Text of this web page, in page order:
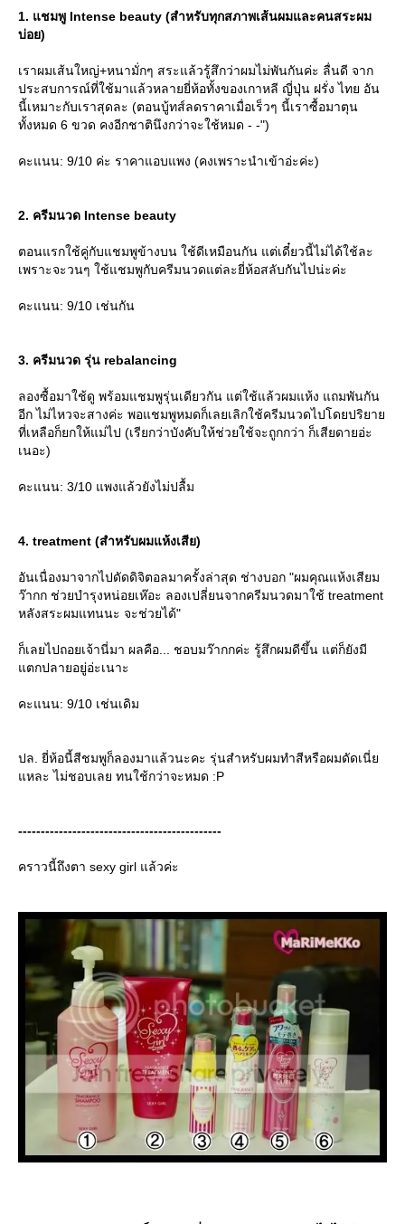
1. แชมพู Intense beauty (สำหรับทุกสภาพเส้นผมและคนสระผม
บ่อย)
เราผมเส้นใหญ่+หนามั่กๆ สระแล้วรู้สึกว่าผมไม่พันกันค่ะ ลื่นดี จาก
ประสบการณ์ที่ใช้มาแล้วหลายยี่ห้อทั้งของเกาหลี ญี่ปุ่น ฝรั่ง ไทย อัน
นี้เหมาะกับเราสุดละ (ตอนบู้ทส์ลดราคาเมื่อเร็วๆ นี้เราซื้อมาตุน
ทั้งหมด 6 ขวด คงอีกชาตินึงกว่าจะใช้หมด - -")
คะแนน: 9/10 ค่ะ ราคาแอบแพง (คงเพราะนำเข้าอ่ะค่ะ)
2. ครีมนวด Intense beauty
ตอนแรกใช้คู่กับแชมพูข้างบน ใช้ดีเหมือนกัน แต่เดี๋ยวนี้ไม่ได้ใช้ละ
เพราะจะวนๆ ใช้แชมพูกับครีมนวดแต่ละยี่ห้อสลับกันไปน่ะค่ะ
คะแนน: 9/10 เช่นกัน
3. ครีมนวด รุ่น rebalancing
ลองซื้อมาใช้ดู พร้อมแชมพูรุ่นเดียวกัน แต่ใช้แล้วผมแห้ง แถมพันกัน
อีก ไม่ไหวจะสางค่ะ พอแชมพูหมดก็เลยเลิกใช้ครีมนวดไปโดยปริยา
ที่เหลือก็ยกให้แม่ไป (เรียกว่าบังคับให้ช่วยใช้จะถูกกว่า ก็เสียดายอ่ะ
เนอะ)
คะแนน: 3/10 แพงแล้วยังไม่ปลื้ม
4. treatment (สำหรับผมแห้งเสีย)
อันเนื่องมาจากไปดัดดิจิตอลมาครั้งล่าสุด ช่างบอก "ผมคุณแห้งเสียม
ว๊ากก ช่วยบำรุงหน่อยเห๊อะ ลองเปลี่ยนจากครีมนวดมาใช้ treatment
หลังสระผมแทนนะ จะช่วยได้"
ก็เลยไปถอยเจ้านี่มา ผลคือ... ชอบมว๊ากกค่ะ รู้สึกผมดีขึ้น แต่ก็ยังมี
ตกปลายอยู่อ่ะเนาะ
คะแนน: 9/10 เช่นเดิม
ปล. ยี่ห้อนี้สีชมพูก็ลองมาแล้วนะคะ รุ่นสำหรับผมทำสีหรือผมดัดเนี่
หละ ไม่ชอบเลย ทนใช้กว่าจะหมด :P
---------------------------------------------
คราวนี้ถึงตา sexy girl แล้วค่ะ